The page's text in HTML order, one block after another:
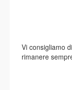
Vi consigliamo
rimanere